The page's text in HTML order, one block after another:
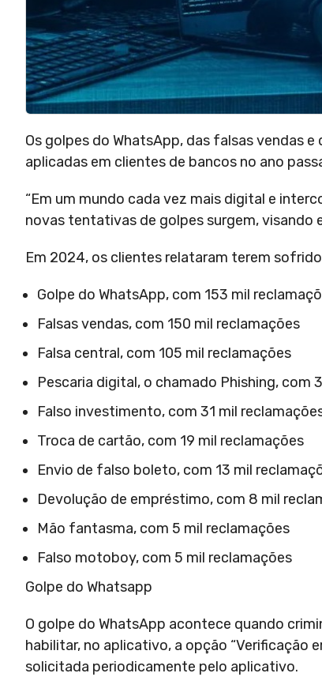
Os golpes do WhatsApp, das falsas vendas
aplicadas em clientes de bancos no ano
“Em um mundo cada vez mais digital e
novas tentativas de golpes surgem, visando
Em 2024, os clientes relataram terem
Golpe do WhatsApp, com 153 mil
Falsas vendas, com 150 mil reclamações
Falsa central, com 105 mil reclamações
Pescaria digital, o chamado Phishing, com
Falso investimento, com 31 mil
Troca de cartão, com 19 mil reclamações
Envio de falso boleto, com 13 mil
Devolução de empréstimo, com 8 mil
Mão fantasma, com 5 mil reclamações
Falso motoboy, com 5 mil reclamações
Golpe do Whatsapp
O golpe do WhatsApp acontece quando
habilitar, no aplicativo, a opção “Verificação
solicitada periodicamente pelo aplicativo.